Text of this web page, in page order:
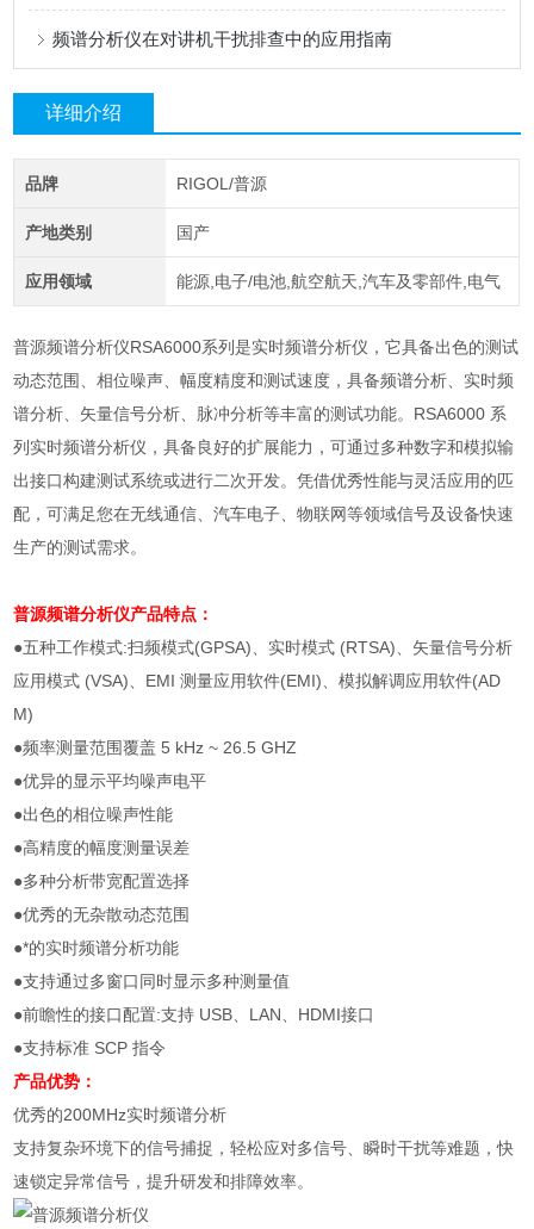
频谱分析仪在对讲机干扰排查中的应用指南
详细介绍
品牌 RIGOL/普源
产地类别 国产
应用领域 能源,电子/电池,航空航天,汽车及零部件,电气
普源频谱分析仪RSA6000系列是实时频谱分析仪，它具备出色的测试
动态范围、相位噪声、幅度精度和测试速度，具备频谱分析、实时频
谱分析、矢量信号分析、脉冲分析等丰富的测试功能。RSA6000 系
列实时频谱分析仪，具备良好的扩展能力，可通过多种数字和模拟输
出接口构建测试系统或进行二次开发。凭借优秀性能与灵活应用的匹
配，可满足您在无线通信、汽车电子、物联网等领域信号及设备快速
生产的测试需求。
普源频谱分析仪产品特点：
●五种工作模式:扫频模式(GPSA)、实时模式 (RTSA)、矢量信号分析
应用模式 (VSA)、EMI 测量应用软件(EMI)、模拟解调应用软件(AD
M)
●频率测量范围覆盖 5 kHz ~ 26.5 GHZ
●优异的显示平均噪声电平
●出色的相位噪声性能
●高精度的幅度测量误差
●多种分析带宽配置选择
●优秀的无杂散动态范围
●*的实时频谱分析功能
●支持通过多窗口同时显示多种测量值
●前瞻性的接口配置:支持 USB、LAN、HDMI接口
●支持标准 SCP 指令
产品优势：
优秀的200MHz实时频谱分析
支持复杂环境下的信号捕捉，轻松应对多信号、瞬时干扰等难题，快
速锁定异常信号，提升研发和排障效率。